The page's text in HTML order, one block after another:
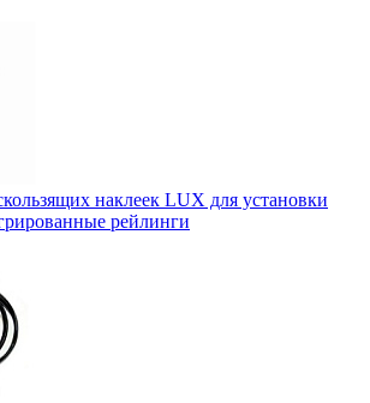
наклеек LUX для установки
рейлинги